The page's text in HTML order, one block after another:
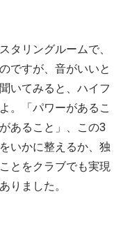
タリングルームで、
ですが、音がいいと
いてみると、ハイフ
。「パワーがあるこ
あること」、この3
いかに整えるか、独
とをクラブでも実現
りました。